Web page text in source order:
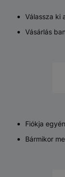
Válassza ki
Vásárlás
Fiókja
Bármikor